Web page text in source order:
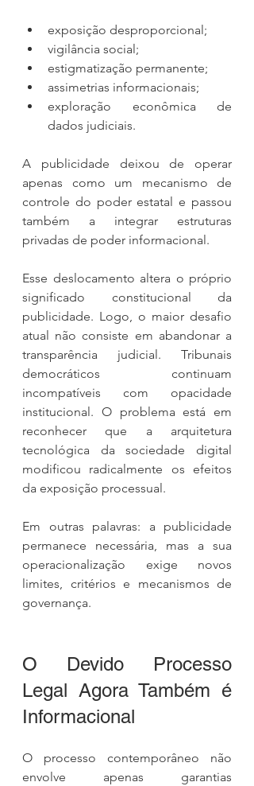
exposição desproporcional;
vigilância social;
estigmatização permanente;
assimetrias informacionais;
exploração econômica de
dados judiciais.
A publicidade deixou de operar
apenas como um mecanismo de
controle do poder estatal e passou
também a integrar estruturas
privadas de poder informacional.
Esse deslocamento altera o próprio
significado constitucional da
publicidade. Logo, o maior desafio
atual não consiste em abandonar a
transparência judicial. Tribunais
democráticos continuam
incompatíveis com opacidade
institucional. O problema está em
reconhecer que a arquitetura
tecnológica da sociedade digital
modificou radicalmente os efeitos
da exposição processual.
Em outras palavras: a publicidade
permanece necessária, mas a sua
operacionalização exige novos
limites, critérios e mecanismos de
governança.
O Devido Processo
Legal Agora Também é
Informacional
O processo contemporâneo não
envolve apenas garantias